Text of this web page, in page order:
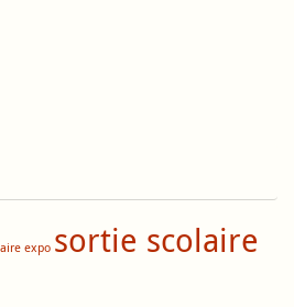
expo sortie scolaire